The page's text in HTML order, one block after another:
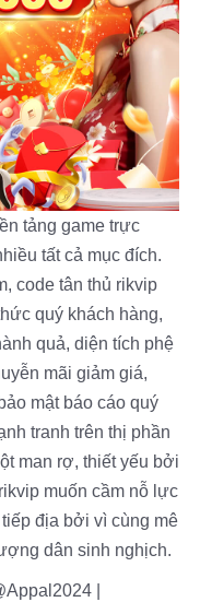
tảng game trực
tất cả mục đích.
code tân thủ rikvip
quý khách hàng,
quả, diện tích phệ
mãi giảm giá,
mật báo cáo quý
tranh trên thị phần
man rợ, thiết yếu bởi
muốn cầm nỗ lực
địa bởi vì cùng mê
dân sinh nghịch.
|